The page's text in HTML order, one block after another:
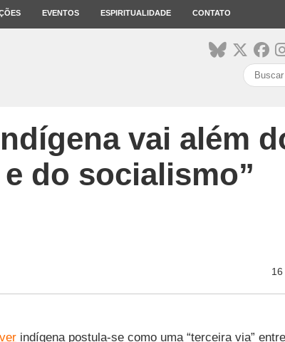
EVENTOS ESPIRITUALIDADE CONTATO
vai além
do socialismo”
indígena postula-se como uma “terceira via”